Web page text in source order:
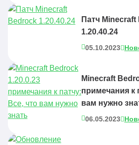
Патч
1.20.40.24
05.10.2023
Minecraft
примечания к
вам нужно
06.05.2023